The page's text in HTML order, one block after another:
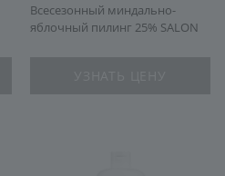
Всесезонный миндально-
яблочный пилинг 25% SALON